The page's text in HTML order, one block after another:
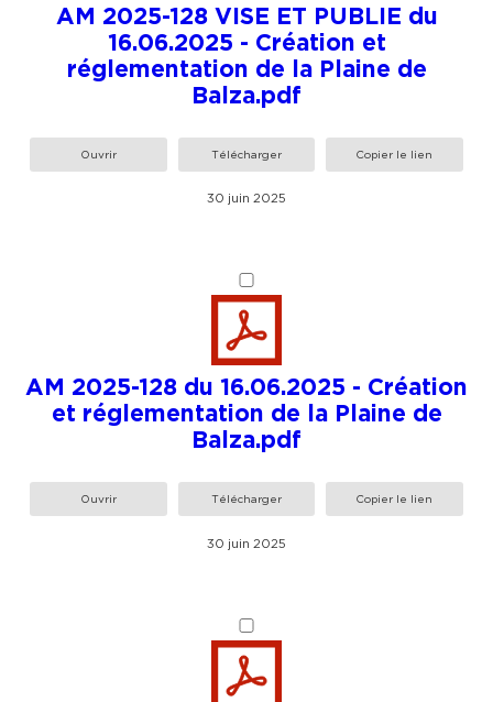
AM 2025-128 VISE ET PUBLIE du
16.06.2025 - Création et
réglementation de la Plaine de
Balza.pdf
Ouvrir Télécharger Copier le lien
30 juin 2025
AM 2025-128 du 16.06.2025 - Création
et réglementation de la Plaine de
Balza.pdf
Ouvrir Télécharger Copier le lien
30 juin 2025